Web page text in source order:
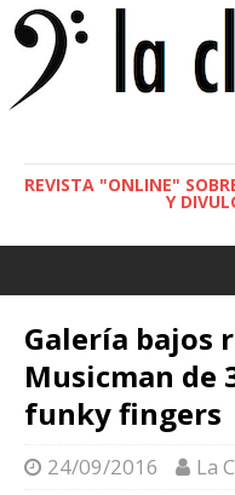
REVISTA "ONLINE"
Y
Galería bajos
Musicman de
funky fingers
24/09/2016 La